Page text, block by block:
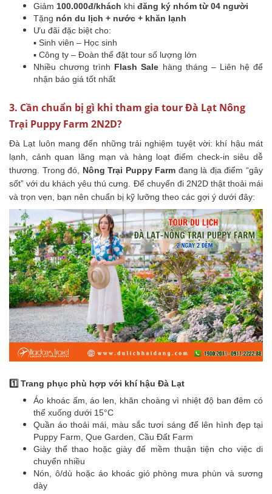
Giảm 100.000đ/khách khi đăng ký nhóm từ 04 người
Tặng nón du lịch + nước + khăn lạnh
Ưu đãi đặc biệt cho:
▪ Sinh viên – Học sinh
▪ Công ty – Đoàn thể đặt tour số lượng lớn
Nhiều chương trình Flash Sale hàng tháng – Liên hệ để
nhận báo giá tốt nhất
3. Cần chuẩn bị gì khi tham gia tour Đà Lạt Nông
Trại Puppy Farm 2N2D?
Đà Lạt luôn mang đến những trải nghiệm tuyệt vời: khí hậu mát
lạnh, cảnh quan lãng mạn và hàng loạt điểm check-in siêu dễ
thương. Trong đó, Nông Trại Puppy Farm đang là địa điểm “gây
sốt” với du khách yêu thú cưng. Để chuyến đi 2N2D thật thoải mái
và trọn vẹn, bạn nên chuẩn bị kỹ lưỡng theo các gợi ý dưới đây:
1️⃣ Trang phục phù hợp với khí hậu Đà Lạt
Áo khoác ấm, áo len, khăn choàng vì nhiệt độ ban đêm có
thể xuống dưới 15°C
Quần áo thoải mái, màu sắc tươi sáng để lên hình đẹp tại
Puppy Farm, Que Garden, Cầu Đất Farm
Giày thể thao hoặc giày đế mềm thuận tiện cho việc di
chuyển nhiều
Nón, ô/dù hoặc áo khoác gió phòng mưa phùn và sương
dày